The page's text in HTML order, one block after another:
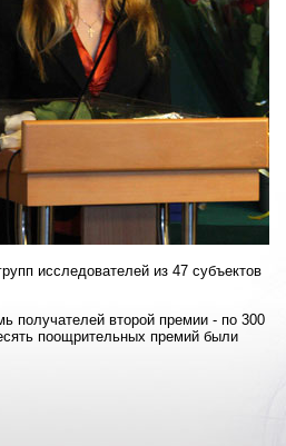
исследователей из 47 субъектов
получателей второй премии - по 300
поощрительных премий были